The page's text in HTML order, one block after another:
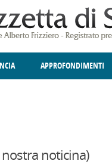
APPROFONDIMENTI
noticina)